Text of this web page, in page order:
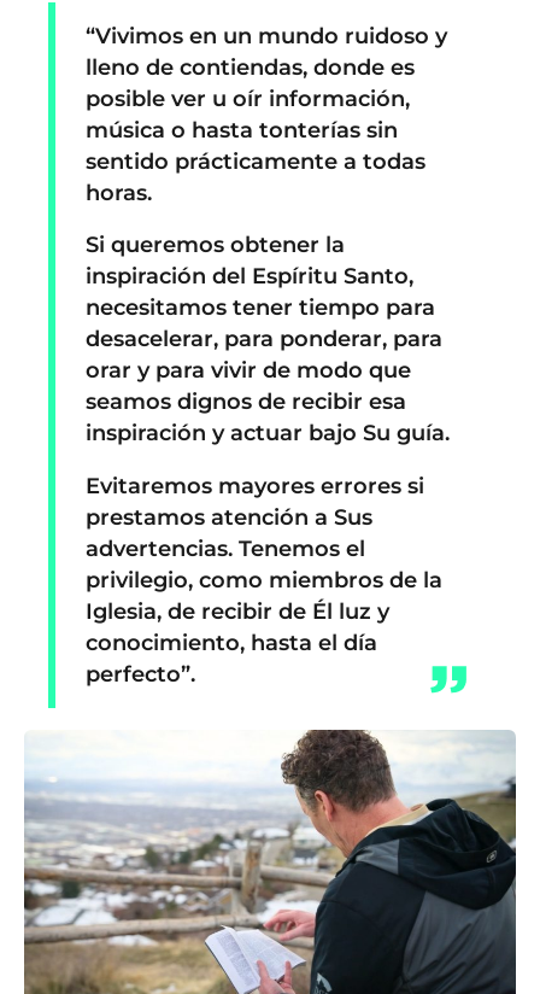
“Vivimos en un mundo ruidoso y
lleno de contiendas, donde es
posible ver u oír información,
música o hasta tonterías sin
sentido prácticamente a todas
horas.
Si queremos obtener la
inspiración del Espíritu Santo,
necesitamos tener tiempo para
desacelerar, para ponderar, para
orar y para vivir de modo que
seamos dignos de recibir esa
inspiración y actuar bajo Su guía.
Evitaremos mayores errores si
prestamos atención a Sus
advertencias. Tenemos el
privilegio, como miembros de la
Iglesia, de recibir de Él luz y
conocimiento, hasta el día
perfecto”.